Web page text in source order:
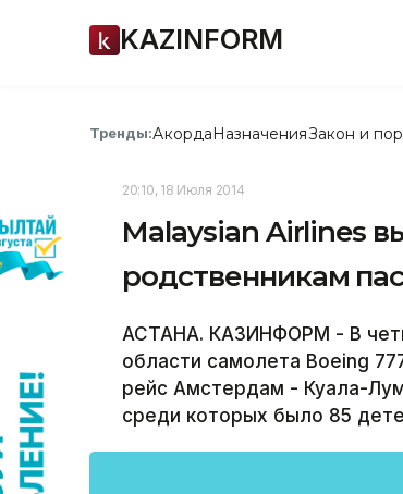
KAZINFORM
Тренды:АкордаНазначенияЗакон и
20:10, 18 Июля 2014
Malaysian Airlines
родственникам
АСТАНА. КАЗИНФОРМ - В
области самолета Boeing
рейс Амстердам - Куала-
среди которых было 85